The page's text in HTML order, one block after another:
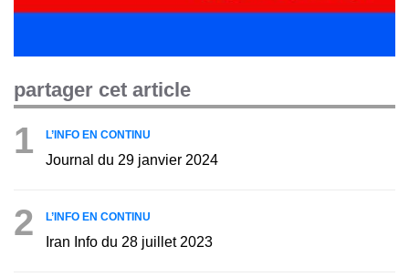
partager cet article
1 L’INFO EN CONTINU
Journal du 29 janvier 2024
2 L’INFO EN CONTINU
Iran Info du 28 juillet 2023